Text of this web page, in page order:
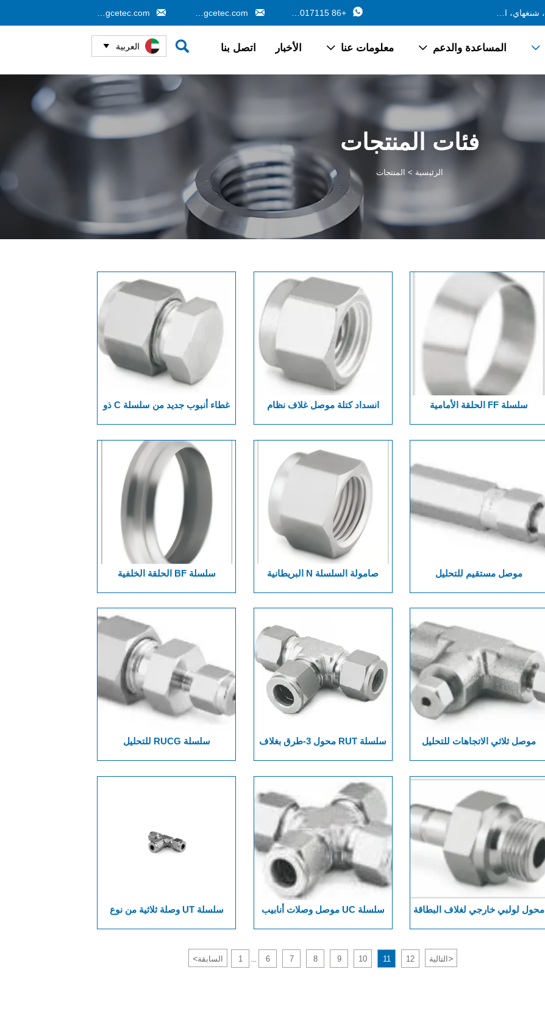

+86 13162017115


 المساعدة والدعم  معلومات عنا  الأخبار اتصل بنا  العربية 
فئات المنتجات
الرئيسية > المنتجات
غطاء أنبوب جديد من سلسلة C ذو
انسداد كتلة موصل غلاف نظام
سلسلة FF الحلقة الأمامية
سلسلة BF الحلقة الخلفية
صامولة السلسلة N البريطانية
موصل مستقيم للتحليل
سلسلة RUCG للتحليل
سلسلة RUT محول 3-طرق بغلاف
موصل ثلاثي الاتجاهات للتحليل
سلسلة UT وصلة ثلاثية من نوع
سلسلة UC موصل وصلات أنابيب
محول لولبي خارجي لغلاف البطاقة
<السابقة 1 6 7 8 9 10 11 12 التالية >